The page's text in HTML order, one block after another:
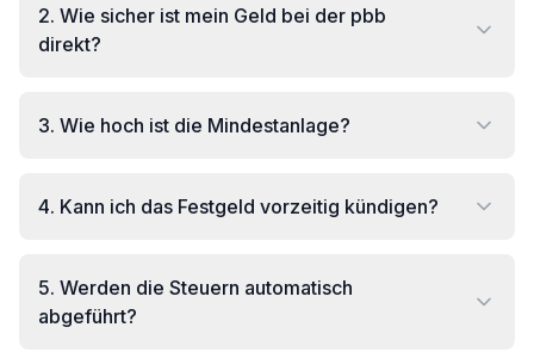
2. Wie sicher ist mein Geld bei der pbb
direkt?
3. Wie hoch ist die Mindestanlage?
4. Kann ich das Festgeld vorzeitig kündigen?
5. Werden die Steuern automatisch
abgeführt?